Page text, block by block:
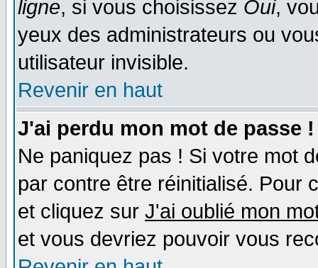
ligne, si vous choisissez Oui,
yeux des administrateurs ou
utilisateur invisible.
Revenir en haut
J'ai perdu mon mot de passe !
Ne paniquez pas ! Si votre mot
par contre être réinitialisé. Pour
et cliquez sur J'ai oublié mon
et vous devriez pouvoir vous